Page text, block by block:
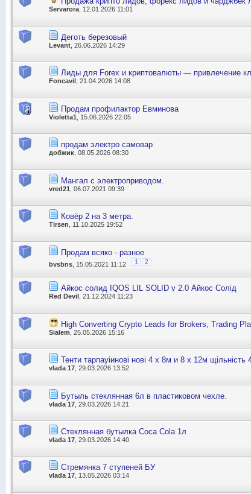
Servarora , 12.01.2026 11:01
Деготь березовый
Levant , 26.06.2026 14:29
Лиды для Forex и криптовалюты — привлечение
Foncavil , 21.04.2026 14:08
Продам профилактор Евминова
Violetta1 , 15.06.2026 22:05
продам электро самовар
добжик , 08.05.2026 08:30
Мангал с электроприводом.
vred21 , 06.07.2021 09:39
Ковёр 2 на 3 метра.
Tirsen , 11.10.2025 19:52
Продам всяко - разное
bvsbns , 15.05.2021 11:12 1 2
Айкос солид IQOS LIL SOLID v 2.0 Айкос Солід
Red Devil , 21.12.2024 11:23
High Converting Crypto Leads for Brokers, Trading
Sialem , 25.05.2026 15:16
Тенти тарпауіинові нові 4 х 8м и 8 х 12м щільність
vlada 17 , 29.03.2026 13:52
Бутыль стеклянная 6л в пластиковом чехле.
vlada 17 , 29.03.2026 14:21
Стеклянная бутылка Coca Cola 1л
vlada 17 , 29.03.2026 14:40
Стремянка 7 ступеней БУ
vlada 17, 13.05.2026 03:14